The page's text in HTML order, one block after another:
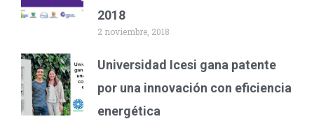
2018
2 noviembre, 2018
Universidad Icesi gana patente
por una innovación con eficiencia
energética